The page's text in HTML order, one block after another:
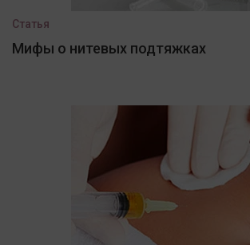
Статья
Мифы о нитевых подтяжках